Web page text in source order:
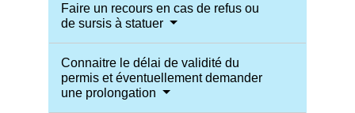
Faire un recours en cas de refus ou
de sursis à statuer
Connaitre le délai de validité du
permis et éventuellement demander
une prolongation